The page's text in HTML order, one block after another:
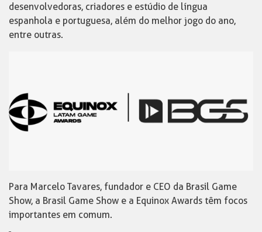
desenvolvedoras, criadores e estúdio de língua
espanhola e portuguesa, além do melhor jogo do ano,
entre outras.
Para Marcelo Tavares, fundador e CEO da Brasil Game
Show, a Brasil Game Show e a Equinox Awards têm focos
importantes em comum.